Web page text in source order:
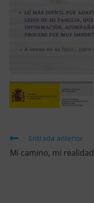
Entrada anterior
Mi camino, mi realidad